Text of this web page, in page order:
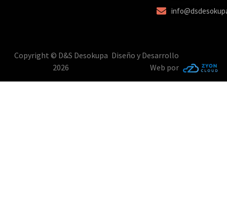
Copyright © D&S Desokupa
2026
Diseño y Desarrollo
Web por